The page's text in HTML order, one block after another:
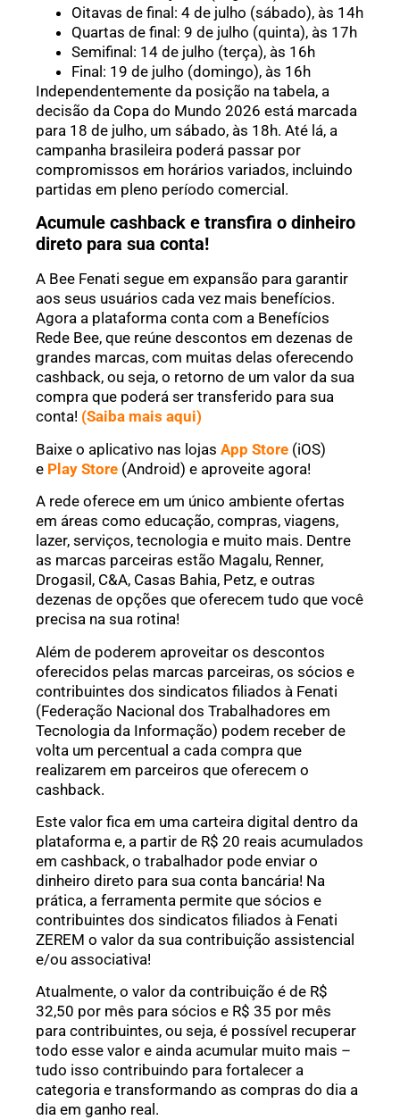
Oitavas de final: 4 de julho (sábado), às 14h
Quartas de final: 9 de julho (quinta), às 17h
Semifinal: 14 de julho (terça), às 16h
Final: 19 de julho (domingo), às 16h
Independentemente da posição na tabela, a
decisão da Copa do Mundo 2026 está marcada
para 18 de julho, um sábado, às 18h. Até lá, a
campanha brasileira poderá passar por
compromissos em horários variados, incluindo
partidas em pleno período comercial.
Acumule cashback e transfira o dinheiro
direto para sua conta!
A Bee Fenati segue em expansão para garantir
aos seus usuários cada vez mais benefícios.
Agora a plataforma conta com a Benefícios
Rede Bee, que reúne descontos em dezenas de
grandes marcas, com muitas delas oferecendo
cashback, ou seja, o retorno de um valor da sua
compra que poderá ser transferido para sua
conta! (Saiba mais aqui)
Baixe o aplicativo nas lojas App Store (iOS)
e Play Store (Android) e aproveite agora!
A rede oferece em um único ambiente ofertas
em áreas como educação, compras, viagens,
lazer, serviços, tecnologia e muito mais. Dentre
as marcas parceiras estão Magalu, Renner,
Drogasil, C&A, Casas Bahia, Petz, e outras
dezenas de opções que oferecem tudo que você
precisa na sua rotina!
Além de poderem aproveitar os descontos
oferecidos pelas marcas parceiras, os sócios e
contribuintes dos sindicatos filiados à Fenati
(Federação Nacional dos Trabalhadores em
Tecnologia da Informação) podem receber de
volta um percentual a cada compra que
realizarem em parceiros que oferecem o
cashback.
Este valor fica em uma carteira digital dentro da
plataforma e, a partir de R$ 20 reais acumulados
em cashback, o trabalhador pode enviar o
dinheiro direto para sua conta bancária! Na
prática, a ferramenta permite que sócios e
contribuintes dos sindicatos filiados à Fenati
ZEREM o valor da sua contribuição assistencial
e/ou associativa!
Atualmente, o valor da contribuição é de R$
32,50 por mês para sócios e R$ 35 por mês
para contribuintes, ou seja, é possível recuperar
todo esse valor e ainda acumular muito mais –
tudo isso contribuindo para fortalecer a
categoria e transformando as compras do dia a
dia em ganho real.